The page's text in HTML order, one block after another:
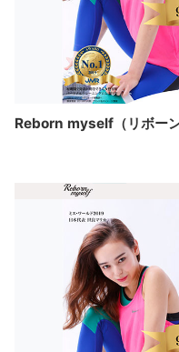
Reborn myself（リボー